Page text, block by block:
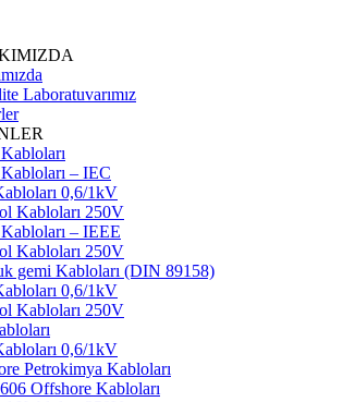
Laboratuvarımız
– IEC
0,6/1kV
Kabloları 250V
– IEEE
Kabloları 250V
gemi Kabloları (DIN 89158)
0,6/1kV
Kabloları 250V
0,6/1kV
Petrokimya Kabloları
Offshore Kabloları